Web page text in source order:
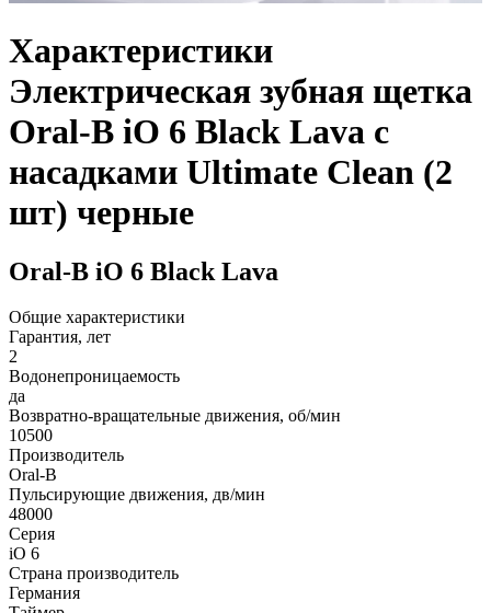
Характеристики
Электрическая зубная щетка
Oral-B iO 6 Black Lava c
насадками Ultimate Clean (2
шт) черные
Oral-B iO 6 Black Lava
Общие характеристики
Гарантия, лет
2
Водонепроницаемость
да
Возвратно-вращательные движения, об/мин
10500
Производитель
Oral-B
Пульсирующие движения, дв/мин
48000
Серия
iO 6
Страна производитель
Германия